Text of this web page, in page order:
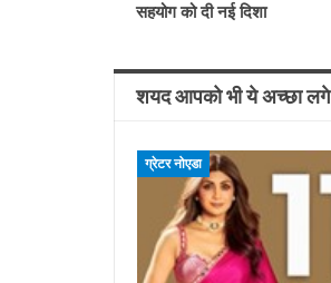
सहयोग को दी नई दिशा
शयद आपको भी ये अच्छा लगे
ग्रेटर नोएडा